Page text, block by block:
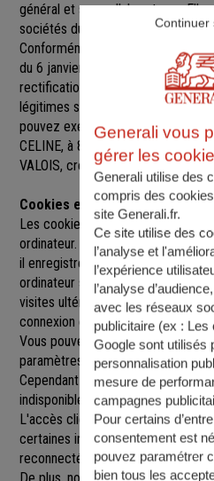
général et ses collaborateurs.
sociétés du groupe GENERALI.
Conformément aux dispositions
du 6 janvier 1978 modifiée, vous
rectification, de suppression et
légitimes sur l’ensemble des
pouvez exercer sur simple
CELINE, à 8 RUE CHARLES DE
VALOIS,
Cookies et sessions
Les cookies sont de petits
ordinateur. Un cookie ne nous
il enregistre des informations
ordinateur sur notre site que nous
visites ultérieures afin de faciliter
connexion et de personnaliser
Vous pouvez refuser l'utilisation
paramètres de votre navigateur
Cependant le fait de refuser les
indisponibles toutes ou certaines
L'accès client est construit avec
certaines informations ne seront
reconnecté sur le site.
Generali vous
gérer les
Generali utilise des
compris des
site Generali.fr.
Ce site utilise des
l’analyse et
l’expérience
l’analyse
avec les réseaux
publicitaire (ex : Les
Google sont utilisés
personnalisation
mesure de
campagnes
Pour certains
consentement est
pouvez paramétrer
bien tous les
Continuer